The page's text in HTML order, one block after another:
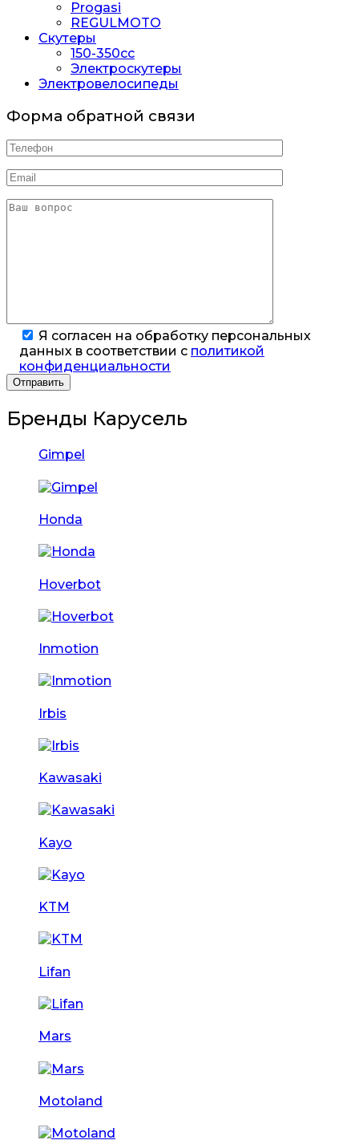
Progasi
REGULMOTO
Скутеры
150-350cc
Электроскутеры
Электровелосипеды
Форма обратной связи
Я согласен на обработку персональных
данных в соответствии с политикой
конфиденциальности
Бренды Карусель
Gimpel
Honda
Hoverbot
Inmotion
Irbis
Kawasaki
Kayo
KTM
Lifan
Mars
Motoland